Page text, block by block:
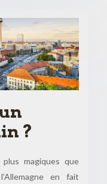
?
magiques que
en fait